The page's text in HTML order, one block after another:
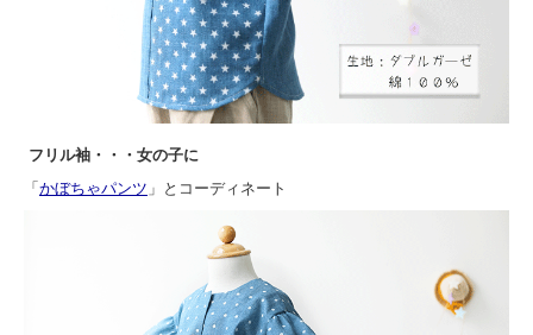
フリル袖・・・女の子に
「かぼちゃパンツ 」とコーディネート